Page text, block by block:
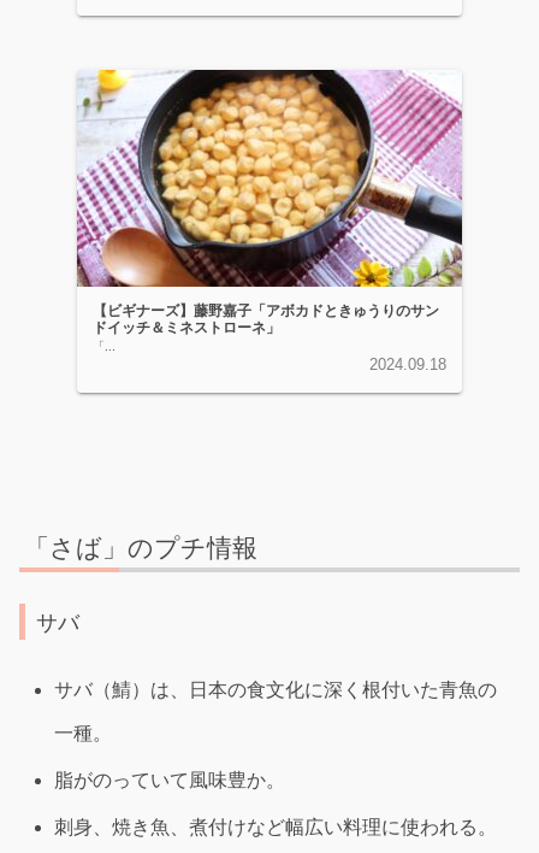
【ビギナーズ】藤野嘉子「アボカドときゅうりのサン
ドイッチ＆ミネストローネ」
「...
2024.09.18
「さば」のプチ情報
サバ
サバ（鯖）は、日本の食文化に深く根付いた青魚の
一種。
脂がのっていて風味豊か。
刺身、焼き魚、煮付けなど幅広い料理に使われる。